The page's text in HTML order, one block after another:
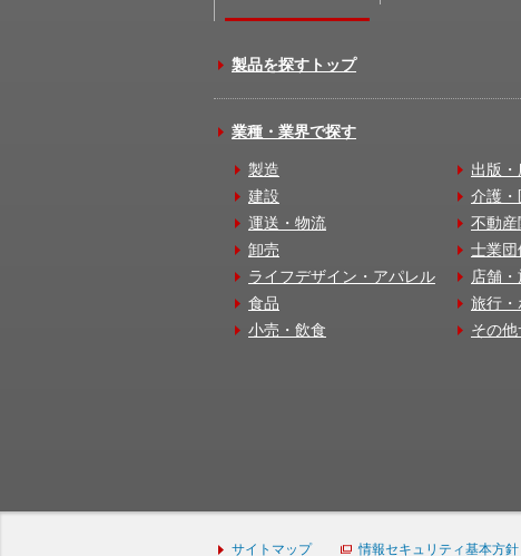
製品を探すトップ
業種・業界で探す
製造
建設
運送・物流
卸売
ライフデザイン・アパレル
食品
小売・飲食
出版・
介護・
不動産
士業団
店舗・
旅行
その他
サイトマップ 情報セキュリティ基本方針